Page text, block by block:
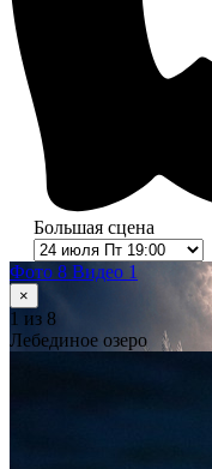
Большая сцена
Фото 8 Видео 1
×
1 из 8
Лебединое озеро